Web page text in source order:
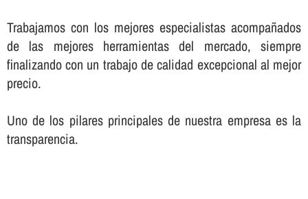
Trabajamos con los mejores especialistas acompañados
de las mejores herramientas del mercado, siempre
finalizando con un trabajo de calidad excepcional al mejor
precio.
Uno de los pilares principales de nuestra empresa es la
transparencia.